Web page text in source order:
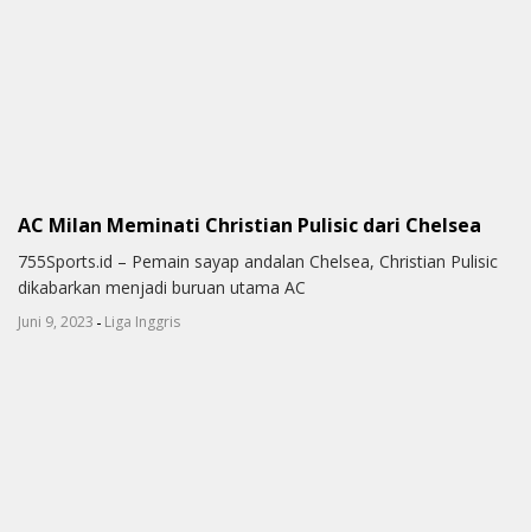
AC Milan Meminati Christian Pulisic dari Chelsea
755Sports.id – Pemain sayap andalan Chelsea, Christian Pulisic
dikabarkan menjadi buruan utama AC
Juni 9, 2023 - Liga Inggris